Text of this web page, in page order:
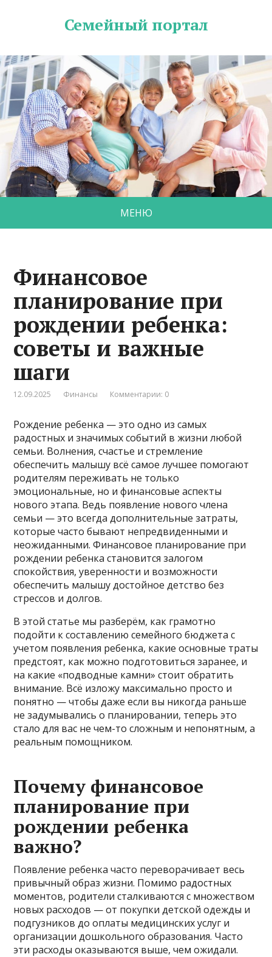
Семейный портал
МЕНЮ
Финансовое
планирование при
рождении ребенка:
советы и важные
шаги
12.09.2025 Финансы Комментарии: 0
Рождение ребенка — это одно из самых
радостных и значимых событий в жизни любой
семьи. Волнения, счастье и стремление
обеспечить малышу всё самое лучшее помогают
родителям переживать не только
эмоциональные, но и финансовые аспекты
нового этапа. Ведь появление нового члена
семьи — это всегда дополнительные затраты,
которые часто бывают непредвиденными и
неожиданными. Финансовое планирование при
рождении ребенка становится залогом
спокойствия, уверенности и возможности
обеспечить малышу достойное детство без
стрессов и долгов.
В этой статье мы разберём, как грамотно
подойти к составлению семейного бюджета с
учетом появления ребенка, какие основные траты
предстоят, как можно подготовиться заранее, и
на какие «подводные камни» стоит обратить
внимание. Всё изложу максимально просто и
понятно — чтобы даже если вы никогда раньше
не задумывались о планировании, теперь это
стало для вас не чем-то сложным и непонятным, а
реальным помощником.
Почему финансовое
планирование при
рождении ребенка
важно?
Появление ребенка часто переворачивает весь
привычный образ жизни. Помимо радостных
моментов, родители сталкиваются с множеством
новых расходов — от покупки детской одежды и
подгузников до оплаты медицинских услуг и
организации дошкольного образования. Часто
эти расходы оказываются выше, чем ожидали.